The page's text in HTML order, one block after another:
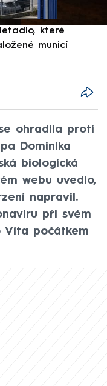
které
municí
ohradila proti
Dominika
biologická
webu uvedlo,
napravil.
při svém
Víta počátkem